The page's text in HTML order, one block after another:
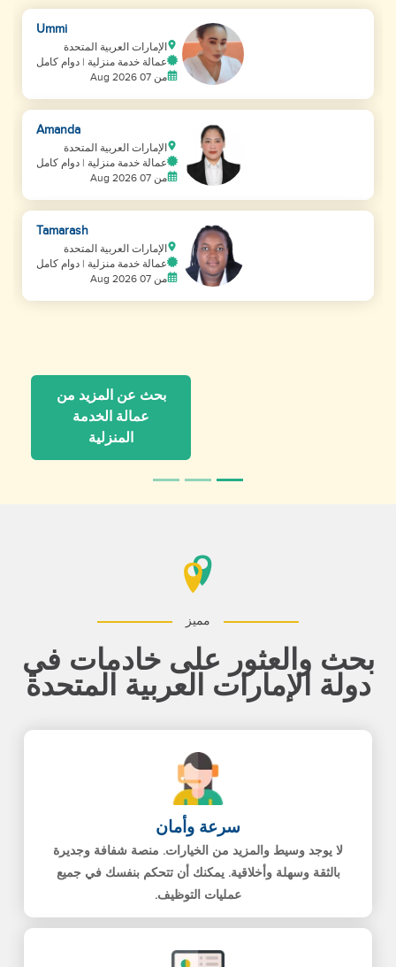
Ummi
الإمارات العربية المتحدة
عمالة خدمة منزلية | دوام كامل
من 07 Aug 2026
Amanda
الإمارات العربية المتحدة
عمالة خدمة منزلية | دوام كامل
من 07 Aug 2026
Tamarash
الإمارات العربية المتحدة
عمالة خدمة منزلية | دوام كامل
من 07 Aug 2026
بحث عن المزيد من
عمالة الخدمة
المنزلية
مميز
بحث والعثور على خادمات في
دولة الإمارات العربية المتحدة
سرعة وأمان
لا يوجد وسيط والمزيد من الخيارات. منصة شفافة وجديرة
بالثقة وسهلة وأخلاقية. يمكنك أن تتحكم بنفسك في جميع
عمليات التوظيف.